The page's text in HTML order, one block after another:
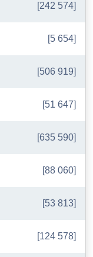
[242 574]
[5 654]
[506 919]
[51 647]
[635 590]
[88 060]
[53 813]
[124 578]